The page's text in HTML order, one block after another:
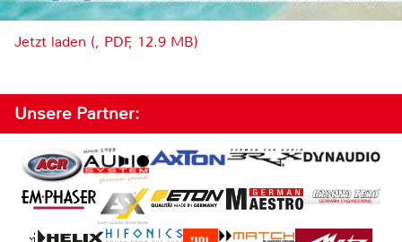
Jetzt laden (, PDF, 12.9 MB)
Unsere Partner: